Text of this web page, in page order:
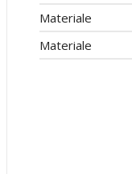
Materiale
Materiale